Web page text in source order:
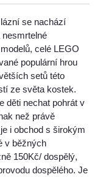
se nachází
celé LEGO
populární hrou
setů této
ze světa kostek.
děti nechat pohrát v
než právě
i obchod s širokým
v běžných
150Kč/ dospělý,
dospělého. Je